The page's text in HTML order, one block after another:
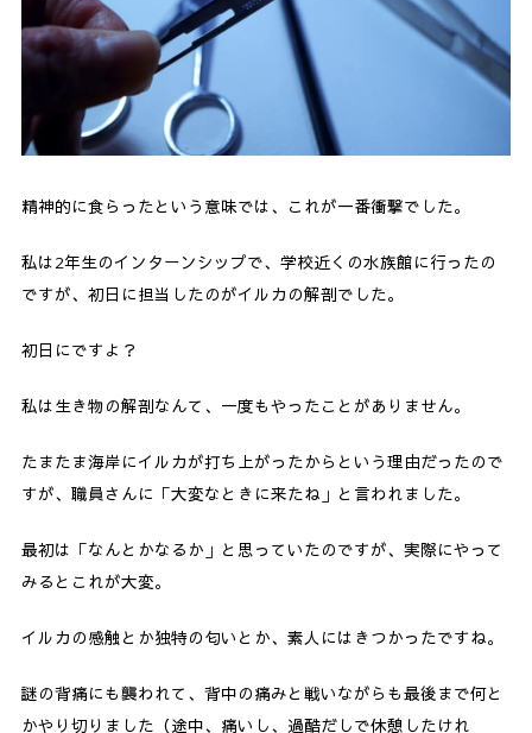
精神的に食らったという意味では、これが一番衝撃でした。
私は2年生のインターンシップで、学校近くの水族館に行ったの
ですが、初日に担当したのがイルカの解剖でした。
初日にですよ？
私は生き物の解剖なんて、一度もやったことがありません。
たまたま海岸にイルカが打ち上がったからという理由だったので
すが、職員さんに「大変なときに来たね」と言われました。
最初は「なんとかなるか」と思っていたのですが、実際にやって
みるとこれが大変。
イルカの感触とか独特の匂いとか、素人にはきつかったですね。
謎の背痛にも襲われて、背中の痛みと戦いながらも最後まで何と
かやり切りました（途中、痛いし、過酷だしで休憩したけれ